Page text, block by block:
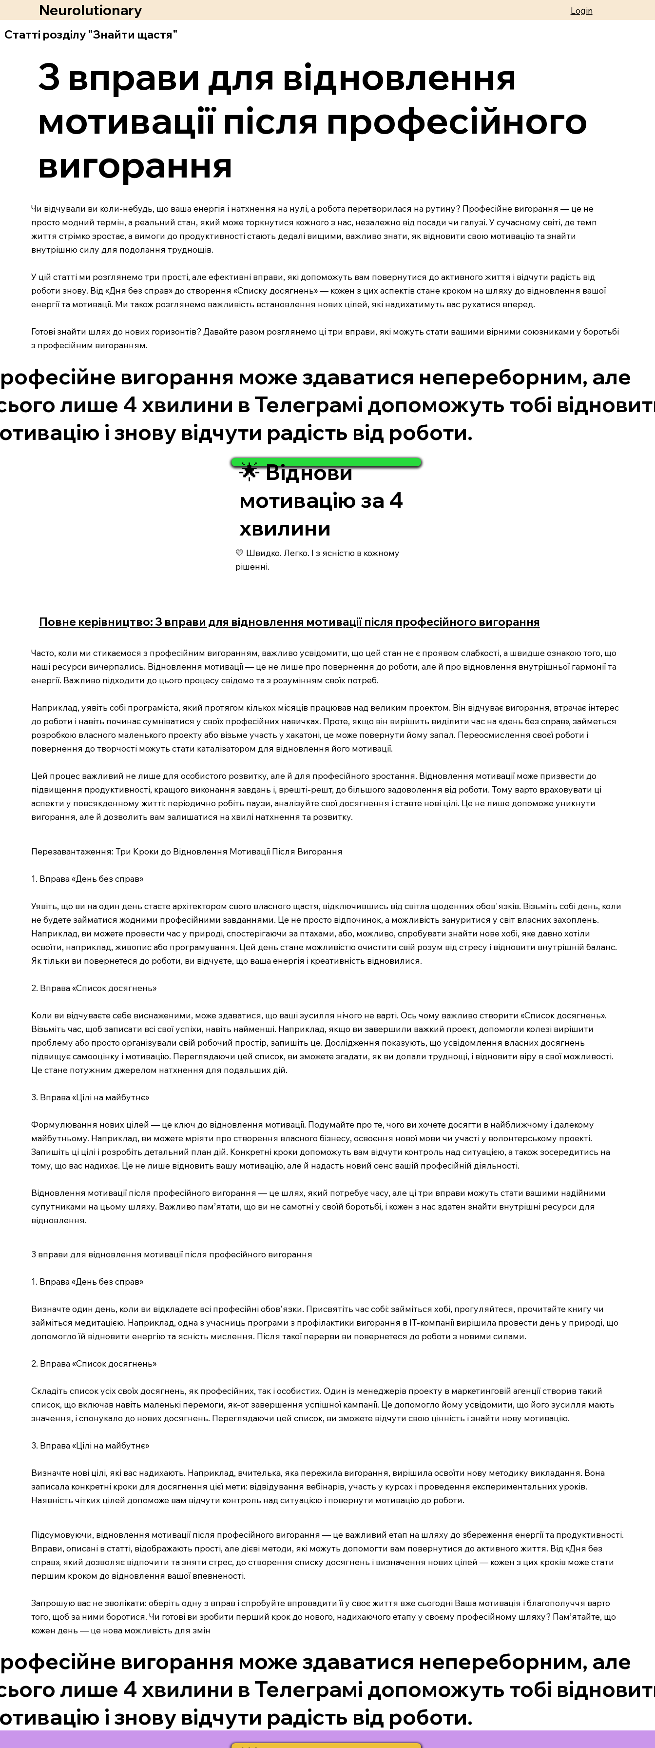
Neurolutionary Login
Статті розділу "Знайти щастя"
3 вправи для відновлення
мотивації після професійного
вигорання
Чи відчували ви коли-небудь, що ваша енергія і натхнення на нулі, а робота перетворилася на рутину? Професійне вигорання — це не
просто модний термін, а реальний стан, який може торкнутися кожного з нас, незалежно від посади чи галузі. У сучасному світі, де темп
життя стрімко зростає, а вимоги до продуктивності стають дедалі вищими, важливо знати, як відновити свою мотивацію та знайти
внутрішню силу для подолання труднощів.
У цій статті ми розглянемо три прості, але ефективні вправи, які допоможуть вам повернутися до активного життя і відчути радість від
роботи знову. Від «Дня без справ» до створення «Списку досягнень» — кожен з цих аспектів стане кроком на шляху до відновлення вашої
енергії та мотивації. Ми також розглянемо важливість встановлення нових цілей, які надихатимуть вас рухатися вперед.
Готові знайти шлях до нових горизонтів? Давайте разом розглянемо ці три вправи, які можуть стати вашими вірними союзниками у боротьбі
з професійним вигоранням.
вигорання може здаватися непереборним, але
лише 4 хвилини в Телеграмі допоможуть тобі
і знову відчути радість від роботи.
🌟 Віднови
мотивацію за 4
хвилини
💛 Швидко. Легко. І з ясністю в кожному
рішенні.
Повне керівництво: 3 вправи для відновлення мотивації після професійного вигорання
Часто, коли ми стикаємося з професійним вигоранням, важливо усвідомити, що цей стан не є проявом слабкості, а швидше ознакою того, що
наші ресурси вичерпались. Відновлення мотивації — це не лише про повернення до роботи, але й про відновлення внутрішньої гармонії та
енергії. Важливо підходити до цього процесу свідомо та з розумінням своїх потреб.
Наприклад, уявіть собі програміста, який протягом кількох місяців працював над великим проектом. Він відчуває вигорання, втрачає інтерес
до роботи і навіть починає сумніватися у своїх професійних навичках. Проте, якщо він вирішить виділити час на «день без справ», займеться
розробкою власного маленького проекту або візьме участь у хакатоні, це може повернути йому запал. Переосмислення своєї роботи і
повернення до творчості можуть стати каталізатором для відновлення його мотивації.
Цей процес важливий не лише для особистого розвитку, але й для професійного зростання. Відновлення мотивації може призвести до
підвищення продуктивності, кращого виконання завдань і, врешті-решт, до більшого задоволення від роботи. Тому варто враховувати ці
аспекти у повсякденному житті: періодично робіть паузи, аналізуйте свої досягнення і ставте нові цілі. Це не лише допоможе уникнути
вигорання, але й дозволить вам залишатися на хвилі натхнення та розвитку.
Перезавантаження: Три Кроки до Відновлення Мотивації Після Вигорання
1. Вправа «День без справ»
Уявіть, що ви на один день стаєте архітектором свого власного щастя, відключившись від світла щоденних обов'язків. Візьміть собі день, коли
не будете займатися жодними професійними завданнями. Це не просто відпочинок, а можливість зануритися у світ власних захоплень.
Наприклад, ви можете провести час у природі, спостерігаючи за птахами, або, можливо, спробувати знайти нове хобі, яке давно хотіли
освоїти, наприклад, живопис або програмування. Цей день стане можливістю очистити свій розум від стресу і відновити внутрішній баланс.
Як тільки ви повернетеся до роботи, ви відчуєте, що ваша енергія і креативність відновилися.
2. Вправа «Список досягнень»
Коли ви відчуваєте себе виснаженими, може здаватися, що ваші зусилля нічого не варті. Ось чому важливо створити «Список досягнень».
Візьміть час, щоб записати всі свої успіхи, навіть найменші. Наприклад, якщо ви завершили важкий проект, допомогли колезі вирішити
проблему або просто організували свій робочий простір, запишіть це. Дослідження показують, що усвідомлення власних досягнень
підвищує самооцінку і мотивацію. Переглядаючи цей список, ви зможете згадати, як ви долали труднощі, і відновити віру в свої можливості.
Це стане потужним джерелом натхнення для подальших дій.
3. Вправа «Цілі на майбутнє»
Формулювання нових цілей — це ключ до відновлення мотивації. Подумайте про те, чого ви хочете досягти в найближчому і далекому
майбутньому. Наприклад, ви можете мріяти про створення власного бізнесу, освоєння нової мови чи участі у волонтерському проекті.
Запишіть ці цілі і розробіть детальний план дій. Конкретні кроки допоможуть вам відчути контроль над ситуацією, а також зосередитись на
тому, що вас надихає. Це не лише відновить вашу мотивацію, але й надасть новий сенс вашій професійній діяльності.
Відновлення мотивації після професійного вигорання — це шлях, який потребує часу, але ці три вправи можуть стати вашими надійними
супутниками на цьому шляху. Важливо пам’ятати, що ви не самотні у своїй боротьбі, і кожен з нас здатен знайти внутрішні ресурси для
відновлення.
3 вправи для відновлення мотивації після професійного вигорання
1. Вправа «День без справ»
Визначте один день, коли ви відкладете всі професійні обов'язки. Присвятіть час собі: займіться хобі, прогуляйтеся, прочитайте книгу чи
займіться медитацією. Наприклад, одна з учасниць програми з профілактики вигорання в IT-компанії вирішила провести день у природі, що
допомогло їй відновити енергію та ясність мислення. Після такої перерви ви повернетеся до роботи з новими силами.
2. Вправа «Список досягнень»
Складіть список усіх своїх досягнень, як професійних, так і особистих. Один із менеджерів проекту в маркетинговій агенції створив такий
список, що включав навіть маленькі перемоги, як-от завершення успішної кампанії. Це допомогло йому усвідомити, що його зусилля мають
значення, і спонукало до нових досягнень. Переглядаючи цей список, ви зможете відчути свою цінність і знайти нову мотивацію.
3. Вправа «Цілі на майбутнє»
Визначте нові цілі, які вас надихають. Наприклад, вчителька, яка пережила вигорання, вирішила освоїти нову методику викладання. Вона
записала конкретні кроки для досягнення цієї мети: відвідування вебінарів, участь у курсах і проведення експериментальних уроків.
Наявність чітких цілей допоможе вам відчути контроль над ситуацією і повернути мотивацію до роботи.
Підсумовуючи, відновлення мотивації після професійного вигорання — це важливий етап на шляху до збереження енергії та продуктивності.
Вправи, описані в статті, відображають прості, але дієві методи, які можуть допомогти вам повернутися до активного життя. Від «Дня без
справ», який дозволяє відпочити та зняти стрес, до створення списку досягнень і визначення нових цілей — кожен з цих кроків може стати
першим кроком до відновлення вашої впевненості.
Запрошую вас не зволікати: оберіть одну з вправ і спробуйте впровадити її у своє життя вже сьогодні Ваша мотивація і благополуччя варто
того, щоб за ними боротися. Чи готові ви зробити перший крок до нового, надихаючого етапу у своєму професійному шляху? Пам’ятайте, що
кожен день — це нова можливість для змін
вигорання може здаватися непереборним, але
лише 4 хвилини в Телеграмі допоможуть тобі
і знову відчути радість від роботи.